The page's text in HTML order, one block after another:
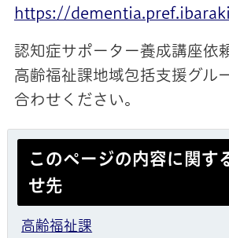
https://
認知症サポーター養成講座依
高齢福祉課地域包括支援グル
合わせください。
このページの内容に関す
せ先
高齢福祉課